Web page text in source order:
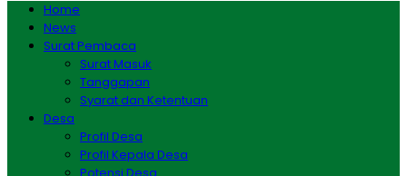
Home
News
Surat Pembaca
Surat Masuk
Tanggapan
Syarat dan Ketentuan
Desa
Profil Desa
Profil Kepala Desa